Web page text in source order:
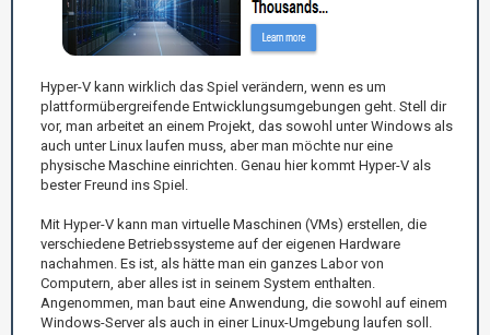
Hyper-V kann wirklich das Spiel verändern, wenn es um
plattformübergreifende Entwicklungsumgebungen geht. Stell dir
vor, man arbeitet an einem Projekt, das sowohl unter Windows als
auch unter Linux laufen muss, aber man möchte nur eine
physische Maschine einrichten. Genau hier kommt Hyper-V als
bester Freund ins Spiel.
Mit Hyper-V kann man virtuelle Maschinen (VMs) erstellen, die
verschiedene Betriebssysteme auf der eigenen Hardware
nachahmen. Es ist, als hätte man ein ganzes Labor von
Computern, aber alles ist in seinem System enthalten.
Angenommen, man baut eine Anwendung, die sowohl auf einem
Windows-Server als auch in einer Linux-Umgebung laufen soll.